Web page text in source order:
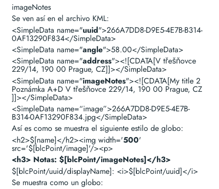
imageNotes
Se ven así en el archivo KML:
<SimpleData name="uuid">266A7DD8-D9E5-4E7B-B314-
0AF13290F834</SimpleData>
<SimpleData name="angle">58.00</SimpleData>
<SimpleData name="address"><![CDATA[V třešňovce
229/14, 190 00 Prague, CZ]]></SimpleData>
<SimpleData name="imageNotes"><![CDATA[My title 2
Poznámka A+D V třešňovce 229/14, 190 00 Prague, CZ
]]></SimpleData>
<SimpleData name=“image”>266A7DD8-D9E5-4E7B-
B314-0AF13290F834.jpg</SimpleData>
Así es como se muestra el siguiente estilo de globo:
<h2>$[name]</h2><img width='500'
src='$[blcPoint/image]'/><p>
<h3> Notas: $[blcPoint/imageNotes]</h3>
$[blcPoint/uuid/displayName]: <i>$[blcPoint/uuid]</i>
Se muestra como un globo: